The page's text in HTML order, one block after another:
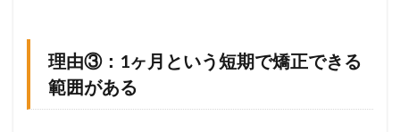
理由③：1ヶ月という短期で矯正できる
範囲がある